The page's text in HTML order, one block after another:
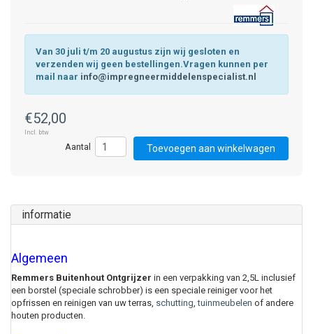
Van 30 juli t/m 20 augustus zijn wij gesloten en
verzenden wij geen bestellingen.Vragen kunnen per
mail naar info@impregneermiddelenspecialist.nl
€52,00
Incl. btw
Toevoegen aan winkelwagen
informatie
Algemeen
Remmers Buitenhout Ontgrijzer in een verpakking van 2,5L inclusief
een borstel (speciale schrobber) is een speciale reiniger voor het
opfrissen en reinigen van uw terras, schutting ,tuinmeubelen of andere
houten producten.